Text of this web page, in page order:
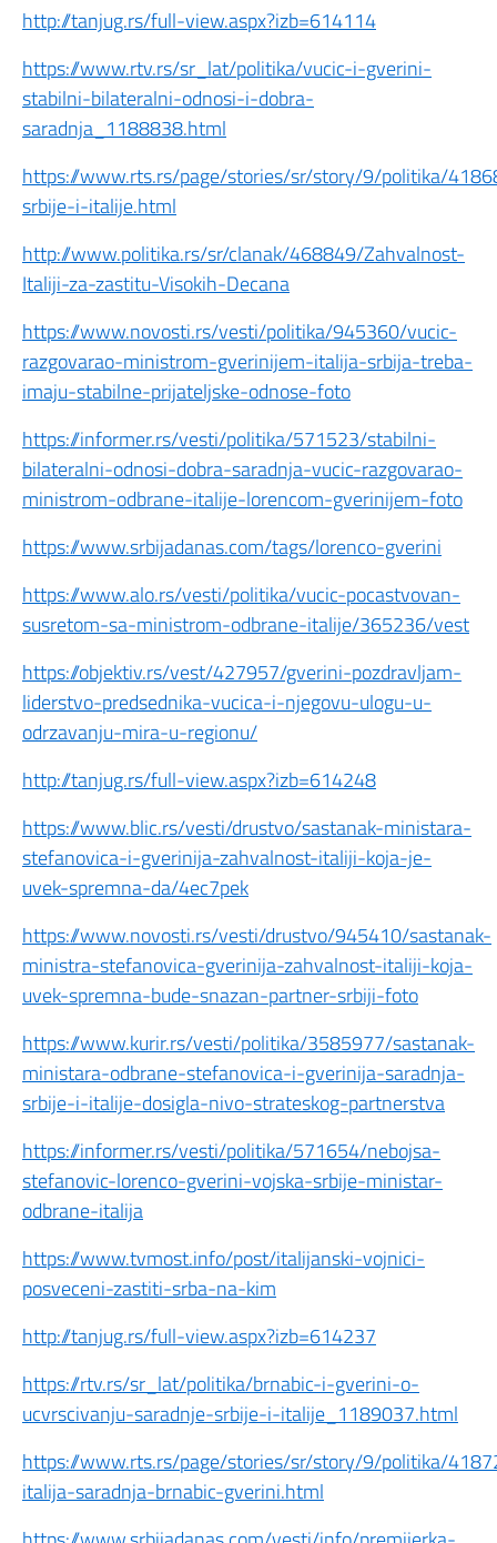
http://tanjug.rs/full-view.aspx?izb=614114
https://www.rtv.rs/sr_lat/politika/vucic-i-gverini-
stabilni-bilateralni-odnosi-i-dobra-
saradnja_1188838.html
https://www.rts.rs/page/stories/sr/story/9/politika/
srbije-i-italije.html
http://www.politika.rs/sr/clanak/468849/Zahvalnost-
Italiji-za-zastitu-Visokih-Decana
https://www.novosti.rs/vesti/politika/945360/vucic-
razgovarao-ministrom-gverinijem-italija-srbija-treba-
imaju-stabilne-prijateljske-odnose-foto
https://informer.rs/vesti/politika/571523/stabilni-
bilateralni-odnosi-dobra-saradnja-vucic-razgovarao-
ministrom-odbrane-italije-lorencom-gverinijem-foto
https://www.srbijadanas.com/tags/lorenco-gverini
https://www.alo.rs/vesti/politika/vucic-pocastvovan-
susretom-sa-ministrom-odbrane-italije/365236/vest
https://objektiv.rs/vest/427957/gverini-pozdravljam-
liderstvo-predsednika-vucica-i-njegovu-ulogu-u-
odrzavanju-mira-u-regionu/
http://tanjug.rs/full-view.aspx?izb=614248
https://www.blic.rs/vesti/drustvo/sastanak-ministara-
stefanovica-i-gverinija-zahvalnost-italiji-koja-je-
uvek-spremna-da/4ec7pek
https://www.novosti.rs/vesti/drustvo/945410/sastanak-
ministra-stefanovica-gverinija-zahvalnost-italiji-koja-
uvek-spremna-bude-snazan-partner-srbiji-foto
https://www.kurir.rs/vesti/politika/3585977/sastanak-
ministara-odbrane-stefanovica-i-gverinija-saradnja-
srbije-i-italije-dosigla-nivo-strateskog-partnerstva
https://informer.rs/vesti/politika/571654/nebojsa-
stefanovic-lorenco-gverini-vojska-srbije-ministar-
odbrane-italija
https://www.tvmost.info/post/italijanski-vojnici-
posveceni-zastiti-srba-na-kim
http://tanjug.rs/full-view.aspx?izb=614237
https://rtv.rs/sr_lat/politika/brnabic-i-gverini-o-
ucvrscivanju-saradnje-srbije-i-italije_1189037.html
https://www.rts.rs/page/stories/sr/story/9/politika/
italija-saradnja-brnabic-gverini.html